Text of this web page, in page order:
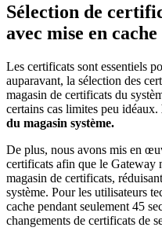
Sélection de
avec mise en
Les certificats sont essentiels
auparavant, la sélection des
magasin de certificats du
certains cas limites peu idéaux.
du magasin système.
De plus, nous avons mis en
certificats afin que le Gateway
magasin de certificats,
système. Pour les utilisateurs
cache pendant seulement 45
changements de certificats de